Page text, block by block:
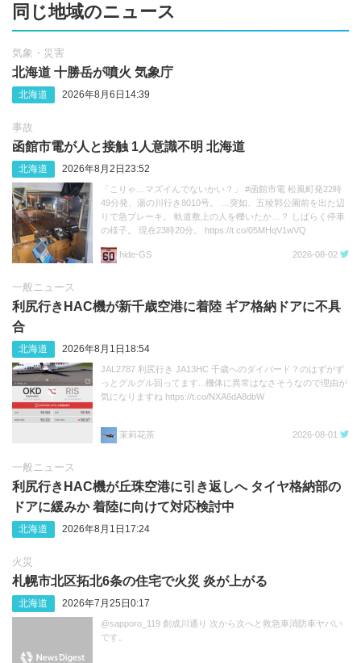
同じ地域のニュース
気象・災害
北海道 十勝岳が噴火 気象庁
北海道 2026年8月6日14:39
事故
函館市電が人と接触 1人意識不明 北海道
北海道 2026年8月2日23:52
「こりゃ…マズイんでないかい？」 #函館市電 松風町発22時
49分発、湯の川行き8010号。 …突如、五稜郭公園前を出た辺
りで急ブレーキ。 軌道敷上の人を轢いたか…？ しばらく停車
の様子。 現在23時20分。 https://t.co/05MHqV1wVQ
hide‐GS 2026-08-02
一般ニュース
利尻行きHAC機が新千歳空港に着陸 ギア格納ドアに不具
合
北海道 2026年8月1日18:54
JAL2787 利尻行き JA13HC 千歳へのダイバード？のはずがず
っとグルグル回ってます...機体に異常はなさそうなので理由が
気になりますね https://t.co/NXA6dA8dbW
茉莉花茶 2026-08-01
一般ニュース
利尻行きHAC機が丘珠空港に引き返しへ タイヤ格納部の
ドアに緩みか 着陸に向けて対応検討中
北海道 2026年8月1日17:24
火災
札幌市北区拓北6条の住宅で火災 炎が上がる
北海道 2026年7月25日0:17
@sapporo_119 創成川通り 次から次へと救急車消防車ヤバい
です。